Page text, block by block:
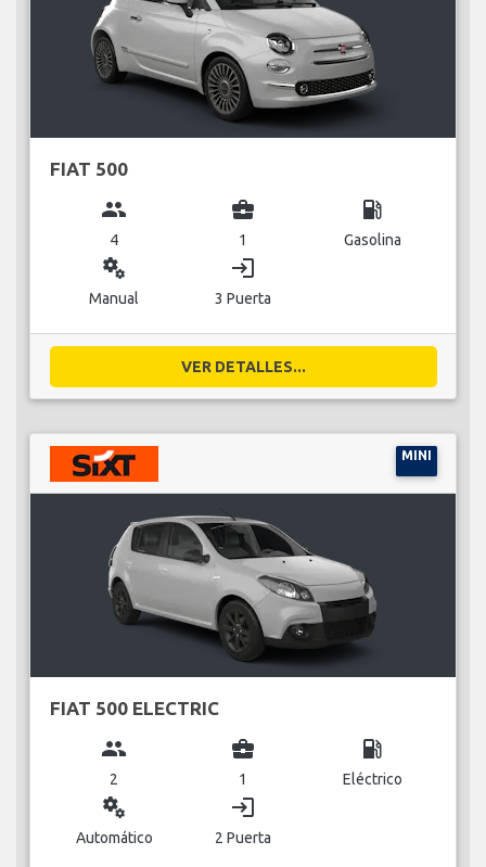
FIAT 500
group
4
business_center
1
local_gas_station
Gasolina
miscellaneous_services
Manual
login
3 Puerta
VER DETALLES...
MINI
FIAT 500 ELECTRIC
group
2
business_center
1
local_gas_station
Eléctrico
miscellaneous_services
Automático
login
2 Puerta